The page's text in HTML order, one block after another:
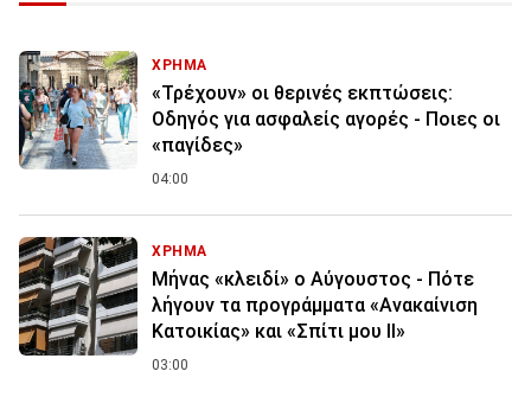
ΧΡΗΜΑ
«Τρέχουν» οι θερινές εκπτώσεις:
Οδηγός για ασφαλείς αγορές - Ποιες οι
«παγίδες»
04:00
ΧΡΗΜΑ
Μήνας «κλειδί» ο Αύγουστος - Πότε
λήγουν τα προγράμματα «Ανακαίνιση
Κατοικίας» και «Σπίτι μου ΙΙ»
03:00